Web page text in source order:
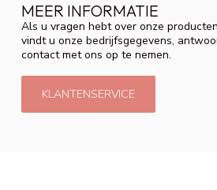
MEER INFORMATIE
Als u vragen hebt over onze
vindt u onze bedrijfsgegevens,
contact met ons op te nemen.
KLANTENSERVICE